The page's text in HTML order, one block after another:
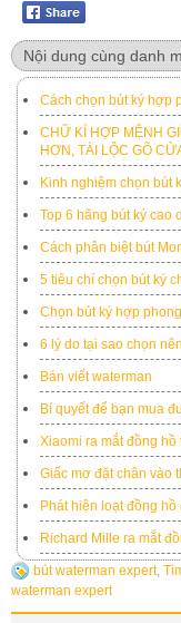
Nội dung cùng danh
Cách chọn bút ký hợp
CHỮ KÍ HỢP MỆNH
HƠN, TÀI LỘC GÕ
Kinh nghiệm chọn bút
Top 6 hãng bút ký cao
Cách phân biệt bút
5 tiêu chí chọn bút ký
Chọn bút ký hợp
6 lý do tại sao chọn
Bán viết waterman
Bí quyết để bạn mua
Xiaomi ra mắt đồng
Giấc mơ đặt chân vào
Phát hiện loạt đồng
Richard Mille ra mắt
bút waterman expert,
waterman expert